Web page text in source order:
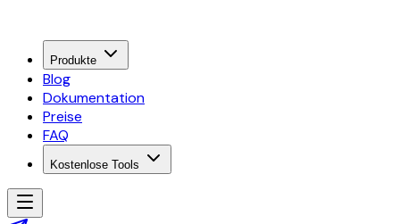
Produkte
Blog
Dokumentation
Preise
FAQ
Kostenlose Tools